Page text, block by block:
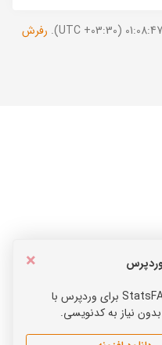
رفرش
×
افزونه آمارگیر StatsFA برای وردپرس با
نیاز به کدنویسی.